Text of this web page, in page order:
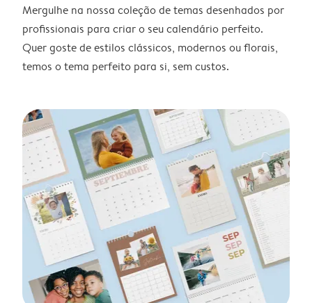
Mergulhe na nossa coleção de temas desenhados por
profissionais para criar o seu calendário perfeito.
Quer goste de estilos clássicos, modernos ou florais,
temos o tema perfeito para si, sem custos.